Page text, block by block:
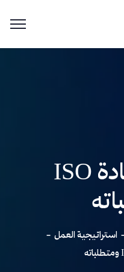
تجديد شهادة ISO
استراتيجية العمل